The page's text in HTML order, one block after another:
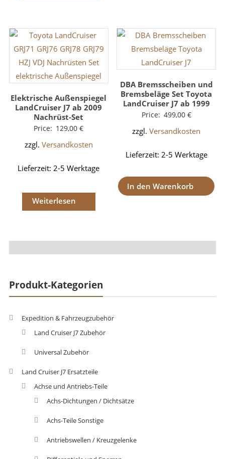
Elektrische Außenspiegel
LandCruiser J7 ab 2009
Nachrüst-Set
Price: 129,00€
zzgl. Versandkosten
Lieferzeit:2-5 Werktage
Weiterlesen
DBA Bremsscheiben und
Bremsbeläge Set Toyota
LandCruiser J7 ab 1999
Price: 499,00 €
zzgl.Versandkosten
Lieferzeit: 2-5 Werktage
In den Warenkorb
Produkt-Kategorien
Expedition & Fahrzeugzubehör
Land Cruiser J7 Zubehör
Universal Zubehör
Land Cruiser J7 Ersatzteile
Achse und Antriebs-Teile
Achs-Dichtungen / Dichtsätze
Achs-Teile Sonstige
Antriebswellen / Kreuzgelenke